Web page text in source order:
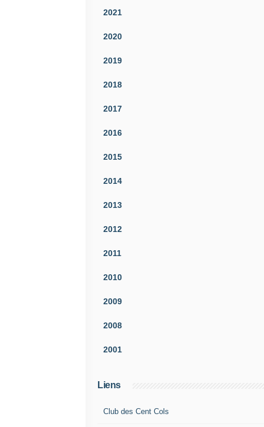
2021
2020
2019
2018
2017
2016
2015
2014
2013
2012
2011
2010
2009
2008
2001
Liens
Club des Cent Cols